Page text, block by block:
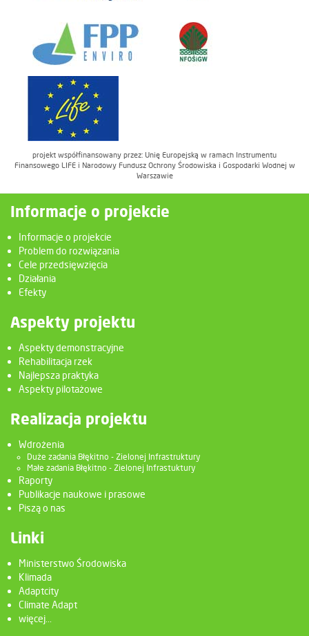
projekt współfinansowany przez: Unię Europejską w ramach Instrumentu
Finansowego LIFE i Narodowy Fundusz Ochrony Środowiska i Gospodarki Wodnej w
Warszawie
Informacje o projekcie
Informacje o projekcie
Problem do rozwiązania
Cele przedsięwzięcia
Działania
Efekty
Aspekty projektu
Aspekty demonstracyjne
Rehabilitacja rzek
Najlepsza praktyka
Aspekty pilotażowe
Realizacja projektu
Wdrożenia
Duże zadania Błękitno - Zielonej Infrastruktury
Małe zadania Błękitno - Zielonej Infrastuktury
Raporty
Publikacje naukowe i prasowe
Piszą o nas
Linki
Ministerstwo Środowiska
Klimada
Adaptcity
Climate Adapt
więcej...